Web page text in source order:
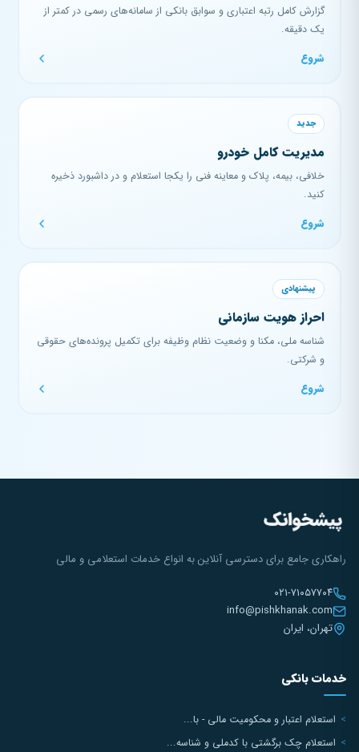
گزارش کامل رتبه اعتباری و سوابق بانکی از سامانه‌های رسمی در کمتر از
یک دقیقه.
شروع
جدید
مدیریت کامل خودرو
خلافی، بیمه، پلاک و معاینه فنی را یکجا استعلام و در داشبورد ذخیره
کنید.
شروع
پیشنهادی
احراز هویت سازمانی
شناسه ملی، مکنا و وضعیت نظام وظیفه برای تکمیل پرونده‌های حقوقی
و شرکتی.
شروع
راهکاری جامع برای دسترسی آنلاین به انواع خدمات استعلامی و مالی
۰۲۱-۷۱۰۵۷۷۰۴
info@pishkhanak.com
تهران، ایران
خدمات بانکی
استعلام اعتبار و محکومیت مالی - با...
استعلام چک برگشتی با کدملی و شناسه...